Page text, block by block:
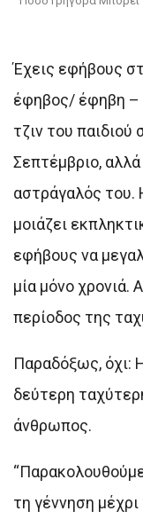
Έχεις εφήβους
έφηβος/ έφηβη –
τζιν του παιδιού
Σεπτέμβριο,
αστράγαλός του.
μοιάζει
εφήβους να
μία μόνο χρονιά.
περίοδος της
Παραδόξως, όχι:
δεύτερη
άνθρωπος.
τη γέννηση